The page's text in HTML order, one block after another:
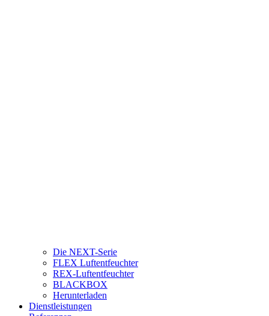
Die NEXT-Serie
FLEX Luftentfeuchter
REX-Luftentfeuchter
BLACKBOX
Herunterladen
Dienstleistungen